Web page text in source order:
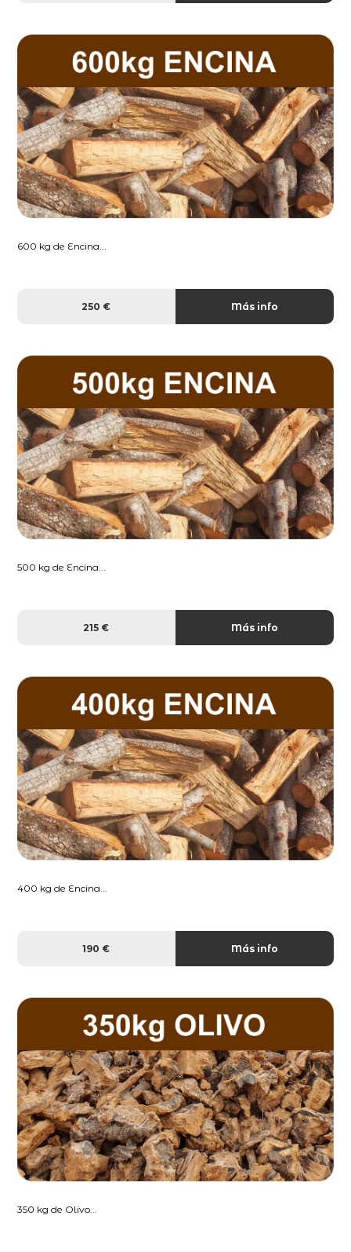
600 kg de Encina...
250 € Más info
500 kg de Encina...
215 € Más info
400 kg de Encina...
190 € Más info
350 kg de Olivo...